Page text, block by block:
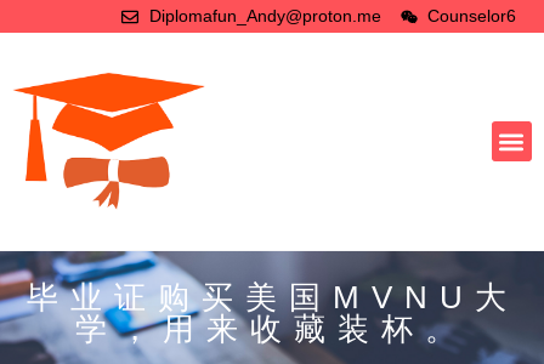
Diplomafun_Andy@proton.me Counselor6
毕业证购买美国MVNU大
学，用来收藏装杯。